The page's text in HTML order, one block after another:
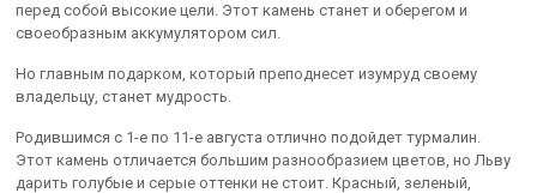
перед собой высокие цели. Этот камень станет и оберегом и
своеобразным аккумулятором сил.
Но главным подарком, который преподнесет изумруд своему
владельцу, станет мудрость.
Родившимся с 1-е по 11-е августа отлично подойдет турмалин.
Этот камень отличается большим разнообразием цветов, но Льву
дарить голубые и серые оттенки не стоит. Красный, зеленый,